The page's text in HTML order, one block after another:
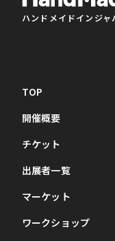
ハンドメイドインジャ
TOP
開催概要
チケット
出展者一覧
マーケット
ワークショップ